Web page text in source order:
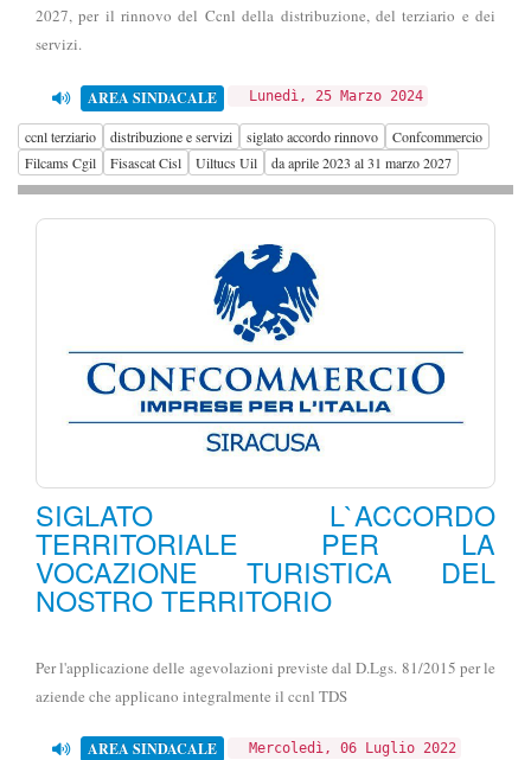
2027, per il rinnovo del Ccnl della distribuzione, del terziario e dei
servizi.
AREA SINDACALE Lunedì, 25 Marzo 2024
ccnl terziario distribuzione e servizi siglato accordo rinnovo
Confcommercio
Filcams Cgil
Fisascat Cisl Uiltucs Uil da aprile 2023 al 31 marzo 2027
SIGLATO L`ACCORDO
TERRITORIALE PER LA
VOCAZIONE TURISTICA DEL
NOSTRO TERRITORIO
Per l'applicazione delle agevolazioni previste dal D.Lgs. 81/2015 per le
aziende che applicano integralmente il ccnl TDS
AREA SINDACALE Mercoledì, 06 Luglio 2022